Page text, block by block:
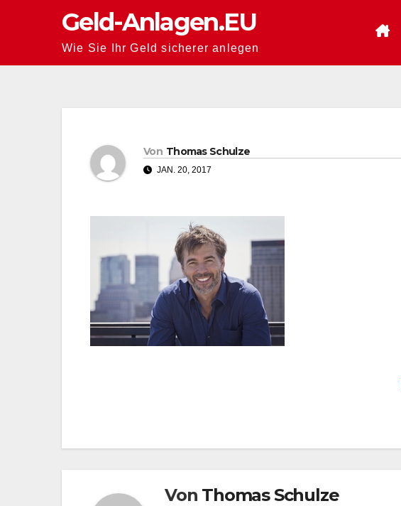
Geld-Anlagen.EU
Wie Sie Ihr Geld sicherer anlegen
Von Thomas Schulze
JAN. 20, 2017
Von Thomas Schulze